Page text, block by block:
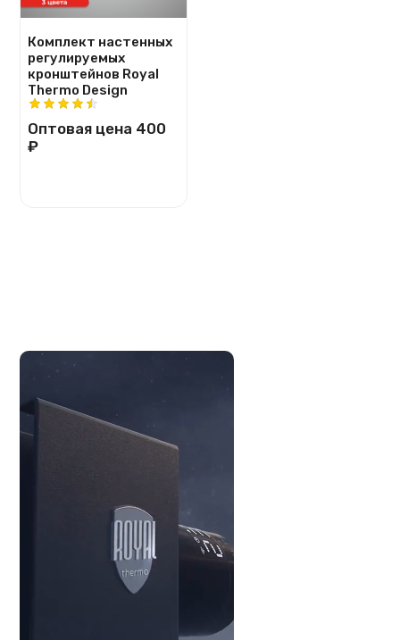
Комплект настенных
регулируемых
кронштейнов Royal
Thermo Design
Оптовая цена 400
₽